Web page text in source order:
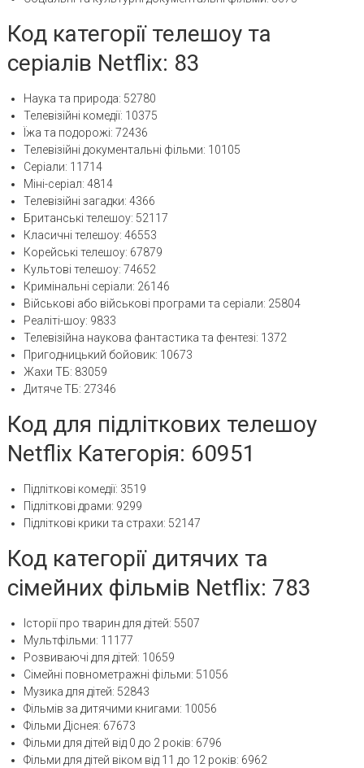
Код категорії телешоу та
серіалів Netflix: 83
Наука та природа: 52780
Телевізійні комедії: 10375
Їжа та подорожі: 72436
Телевізійні документальні фільми: 10105
Серіали: 11714
Міні-серіал: 4814
Телевізійні загадки: 4366
Британські телешоу: 52117
Класичні телешоу: 46553
Корейські телешоу: 67879
Культові телешоу: 74652
Кримінальні серіали: 26146
Військові або військові програми та серіали: 25804
Реаліті-шоу: 9833
Телевізійна наукова фантастика та фентезі: 1372
Пригодницький бойовик: 10673
Жахи ТБ: 83059
Дитяче ТБ: 27346
Код для підліткових телешоу
Netflix Категорія: 60951
Підліткові комедії: 3519
Підліткові драми: 9299
Підліткові крики та страхи: 52147
Код категорії дитячих та
сімейних фільмів Netflix: 783
Історії про тварин для дітей: 5507
Мультфільми: 11177
Розвиваючі для дітей: 10659
Сімейні повнометражні фільми: 51056
Музика для дітей: 52843
Фільмів за дитячими книгами: 10056
Фільми Діснея: 67673
Фільми для дітей від 0 до 2 років: 6796
Фільми для дітей віком від 11 до 12 років: 6962